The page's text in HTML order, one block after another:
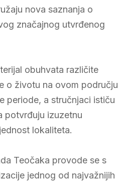
nova saznanja o
značajnog utvrđenog
obuhvata različite
o životu na ovom području
periode, a stručnjaci ističu
potvrđuju izuzetnu
lokaliteta.
Teočaka provode se s
jednog od najvažnijih